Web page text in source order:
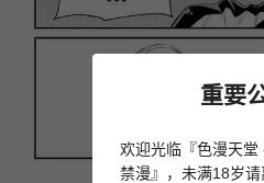
重要
欢迎光临『色漫天堂
禁漫』，未满18岁请